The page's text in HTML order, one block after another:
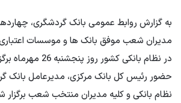
به گزارش روابط عمومی بانک گردشگری،
مدیران شعب موفق بانک ها و موسسات
حضور رئیس کل بانک مرکزی، مدیرعامل بانک
نظام بانکی و کلیه مدیران منتخب شعب برگزار